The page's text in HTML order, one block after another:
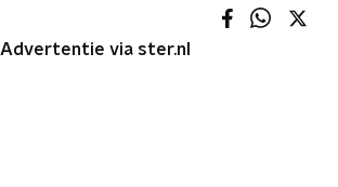
Advertentie via ster.nl